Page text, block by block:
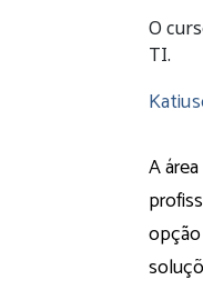
O
TI.
A